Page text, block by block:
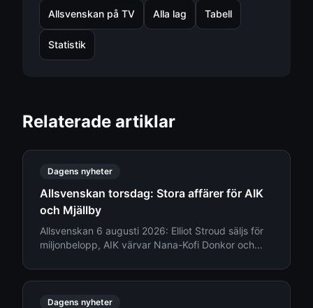
Allsvenskan på TV Alla lag Tabell
Statistik
Relaterade artiklar
Dagens nyheter
Allsvenskan torsdag: Stora affärer för AIK
och Mjällby
Allsvenskan 6 augusti 2026: Elliot Stroud säljs för
miljonbelopp, AIK värvar Nana-Kofi Donkor och
Dagens nyheter